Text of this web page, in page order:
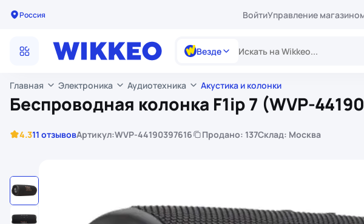
Россия ВойтиУправление
Везде
Главная Электроника Аудиотехника Акустика и колонки
Беспроводная колонка F1ip 7 (WVP-
4.311 отзывовАртикул:WVP-44190397616 Продано: 137Склад: Москва